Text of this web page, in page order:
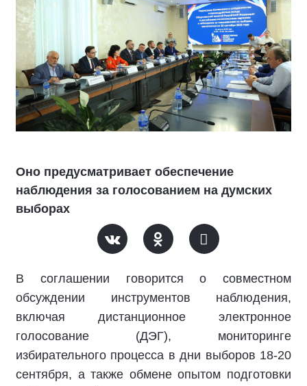
Оно предусматривает обеспечение
наблюдения за голосованием на думских
выборах
В соглашении говорится о совместном
обсуждении инструментов наблюдения,
включая дистанционное электронное
голосование (ДЭГ), мониторинге
избирательного процесса в дни выборов 18-20
сентября, а также обмене опытом подготовки